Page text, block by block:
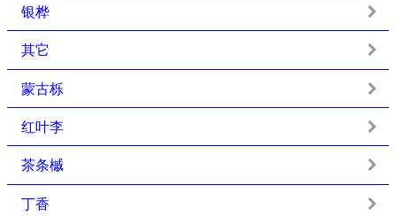
银桦
其它
蒙古栎
红叶李
茶条槭
丁香